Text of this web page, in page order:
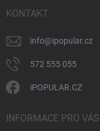
KONTAKT
info@ipopular.cz
572 555 055
iPOPULAR.CZ
INFORMACE PRO VÁS